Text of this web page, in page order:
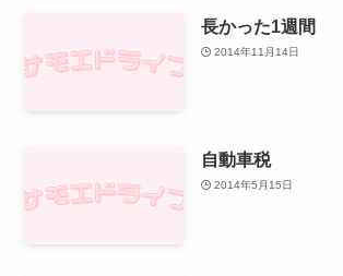
長かった1週間
2014年11月14日
自動車税
2014年5月15日